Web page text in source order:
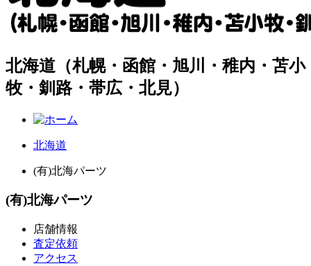
北海道（札幌・函館・旭川・稚内・苫小
牧・釧路・帯広・北見）
北海道
(有)北海パーツ
(有)北海パーツ
店舗情報
査定依頼
アクセス